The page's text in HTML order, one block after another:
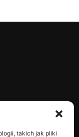
takich jak pliki